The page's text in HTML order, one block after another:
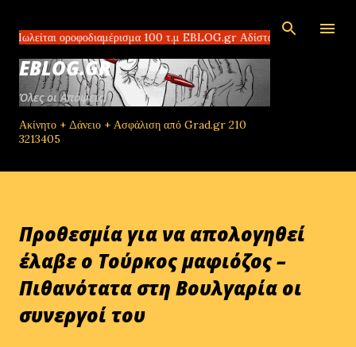
100 τ.μ EBLOG.gr Αδίστακτοι διακινητές στο
EBLOG.GR
Όλες οι Απόψεις!
Ακίνητο + Δάνειο + Ασφάλιση από Grad.gr 210
3213405
Προθεσμία για να απολογηθεί
έλαβε ο Τούρκος μαφιόζος –
Πιθανότατα στη Βουλγαρία οι
συνεργοί του